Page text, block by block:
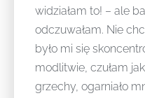
widziałam to! – ale
odczuwałam. Nie
było mi się
modlitwie, czułam
grzechy, ogarniało